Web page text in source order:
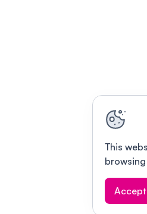
This